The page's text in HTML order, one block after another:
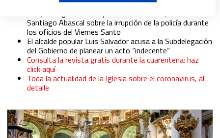
Santiago Abascal sobre la irrupción de la policía durante
los oficios del Viernes Santo
El alcalde popular Luis Salvador acusa a la Subdelegación
del Gobierno de planear un acto “indecente”
Consulta la revista gratis durante la cuarentena: haz
click aquí
Toda la actualidad de la Iglesia sobre el coronavirus, al
detalle
Create profiles to personalise content
Use profiles to select personalised content
Measure advertising performance
Understand audiences through statistics or combinations